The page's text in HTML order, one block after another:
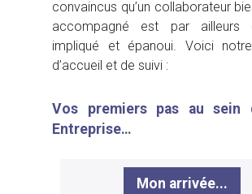
convaincus qu’un collaborateur
accompagné est par ailleurs
impliqué et épanoui. Voici
d’accueil et de suivi :
Vos premiers pas au sein
Entreprise…
Mon arrivée...